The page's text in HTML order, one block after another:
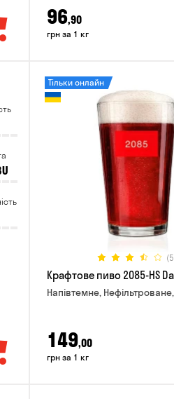
96,90
грн за 1 кг
Тільки онлайн
Крафтове пиво 2085-HS
Напівтемне,
149,00
грн за 1 кг